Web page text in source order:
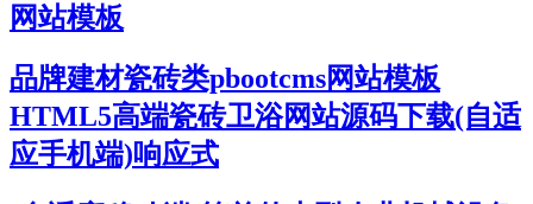
网站模板
品牌建材瓷砖类pbootcms网站模板
HTML5高端瓷砖卫浴网站源码下载(自适
应手机端)响应式